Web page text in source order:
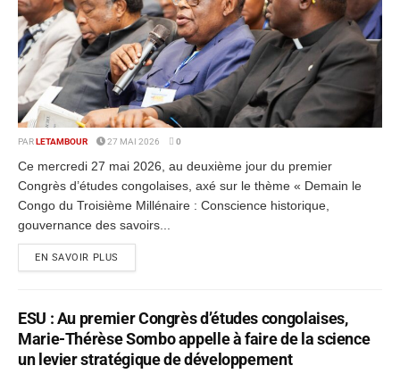
PAR LETAMBOUR 27 MAI 2026 0
Ce mercredi 27 mai 2026, au deuxième jour du premier
Congrès d’études congolaises, axé sur le thème « Demain le
Congo du Troisième Millénaire : Conscience historique,
gouvernance des savoirs...
EN SAVOIR PLUS
ESU : Au premier Congrès d’études congolaises,
Marie-Thérèse Sombo appelle à faire de la science
un levier stratégique de développement